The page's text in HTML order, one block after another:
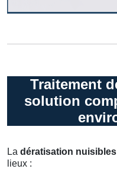
Traitement
solution
La dératisation nuisibles
lieux :